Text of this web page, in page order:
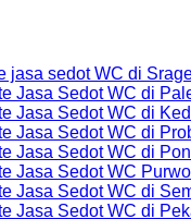
jasa sedot WC di
Jasa Sedot WC di
Jasa Sedot WC di
Jasa Sedot WC di
Jasa Sedot WC di
Jasa Sedot WC
Jasa Sedot WC di
Jasa Sedot WC di